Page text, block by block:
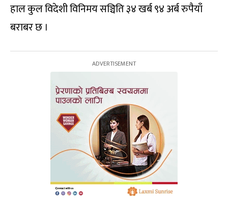
हाल कुल विदेशी विनिमय सञ्चिति ३४ खर्ब ९४ अर्ब रुपैयाँ
बराबर छ ।